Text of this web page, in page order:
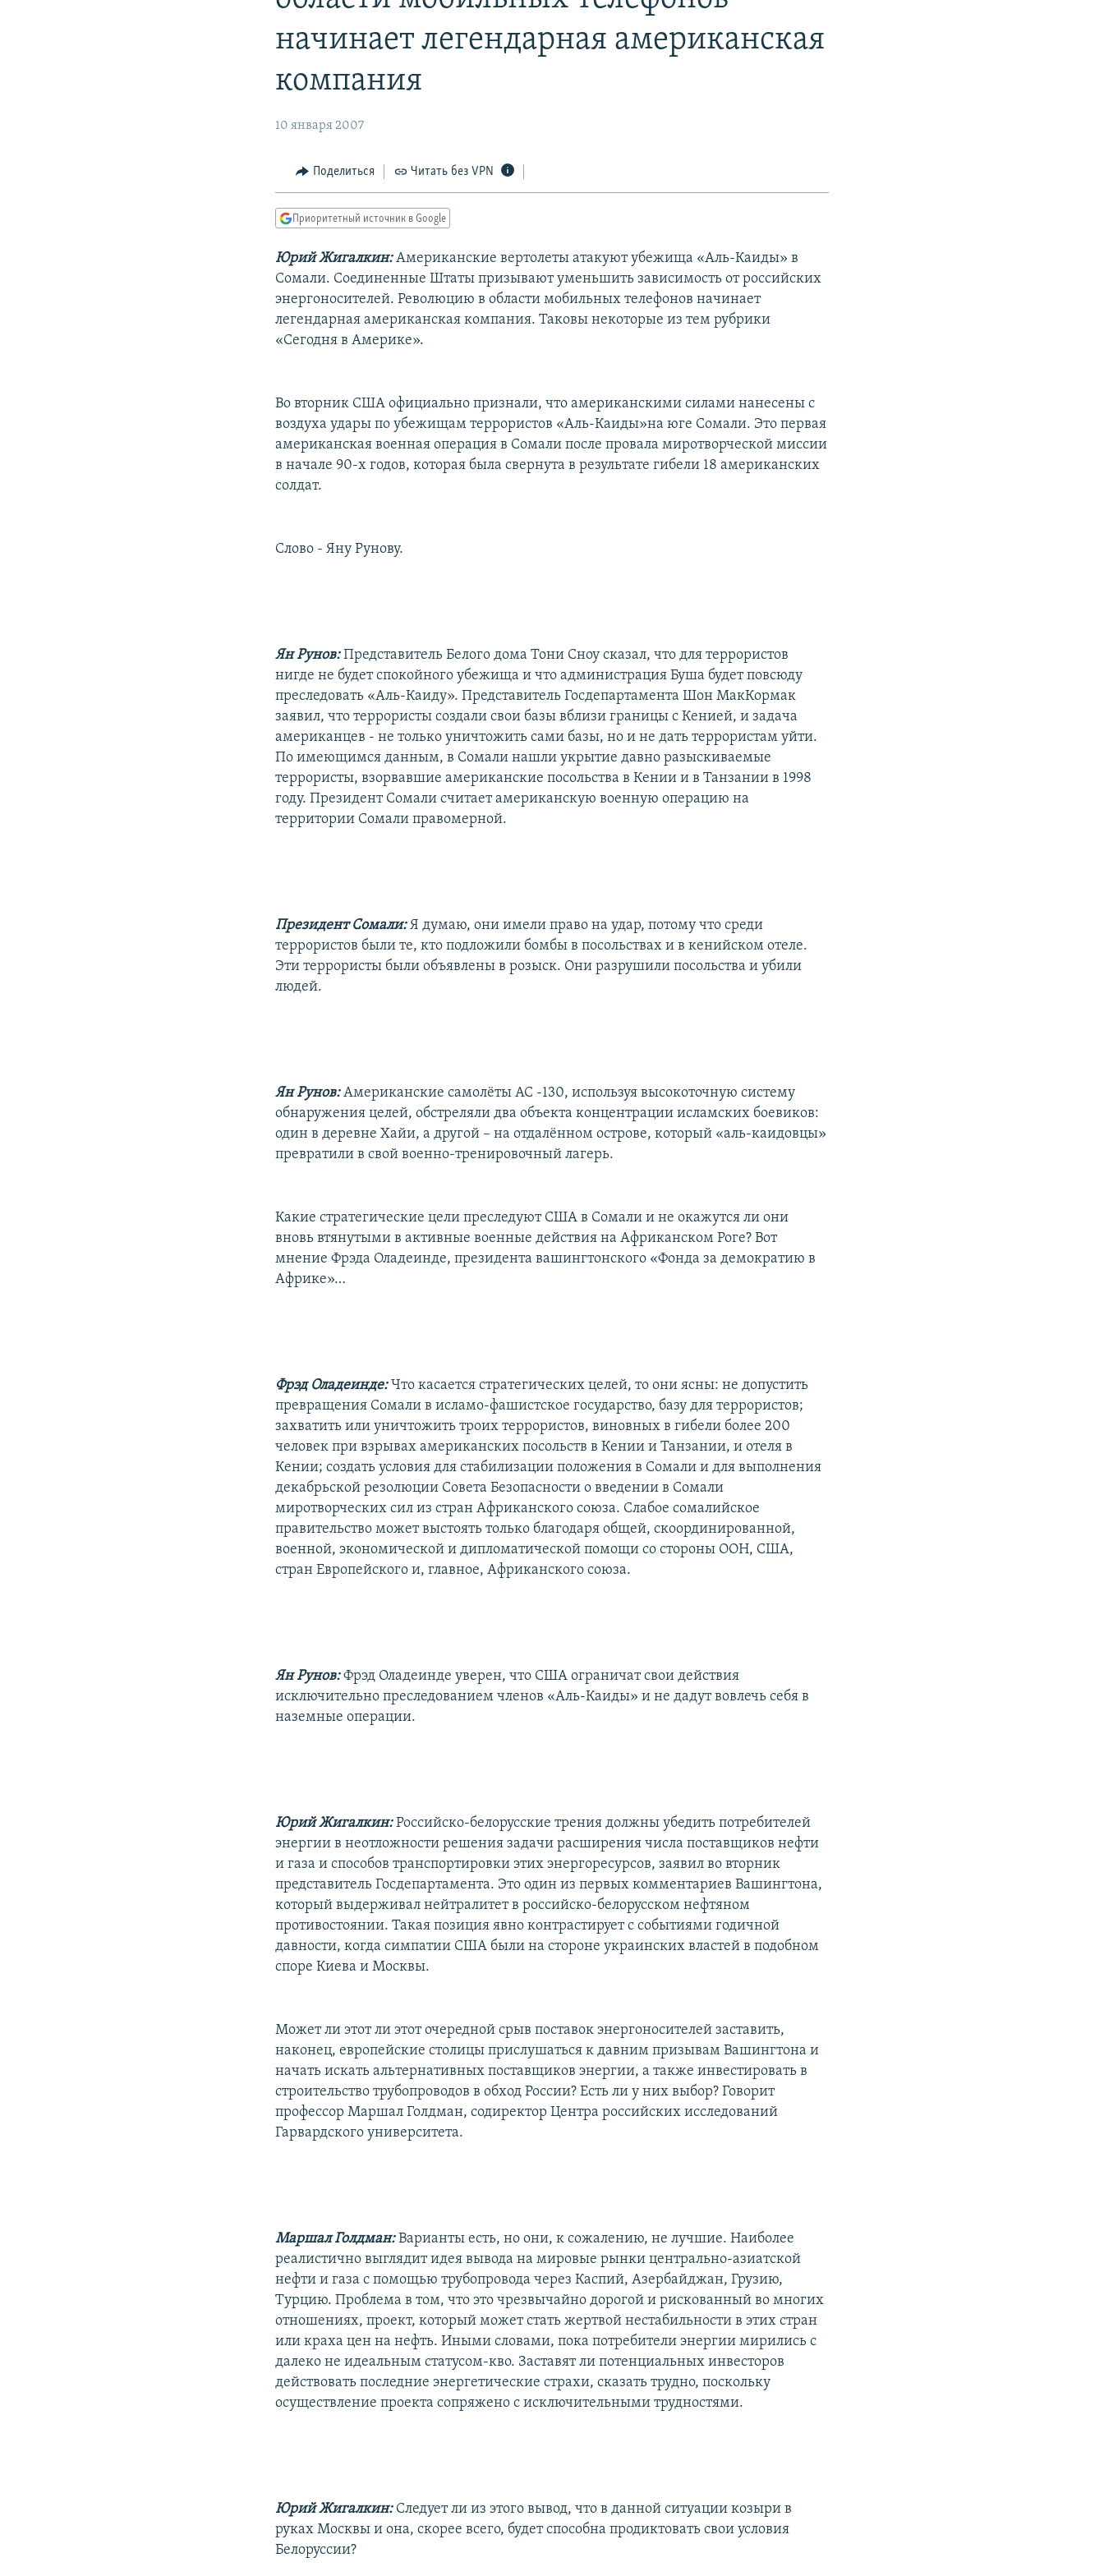
начинает легендарная американская
компания
10 января 2007
Поделиться Читать без VPN
Приоритетный источник в Google
Юрий Жигалкин:Американские вертолеты атакуют убежища «Аль-Каиды» в
Сомали. Соединенные Штаты призывают уменьшить зависимость от российских
энергоносителей. Революцию в области мобильных телефонов начинает
легендарная американская компания. Таковы некоторые из тем рубрики
«Сегодня в Америке».
Во вторник США официально признали, что американскими силами нанесены с
воздуха удары по убежищам террористов «Аль-Каиды»на юге Сомали. Это первая
американская военная операция в Сомали после провала миротворческой миссии
в начале 90-х годов, которая была свернута в результате гибели 18 американских
солдат.
Слово - Яну Рунову.
Ян Рунов:Представитель Белого дома Тони Сноу сказал, что для террористов
нигде не будет спокойного убежища и что администрация Буша будет повсюду
преследовать «Аль-Каиду». Представитель Госдепартамента Шон МакКормак
заявил, что террористы создали свои базы вблизи границы с Кенией, и задача
американцев - не только уничтожить сами базы, но и не дать террористам уйти.
По имеющимся данным, в Сомали нашли укрытие давно разыскиваемые
террористы, взорвавшие американские посольства в Кении и в Танзании в 1998
году. Президент Сомали считает американскую военную операцию на
территории Сомали правомерной.
Президент Сомали:Я думаю, они имели право на удар, потому что среди
террористов были те, кто подложили бомбы в посольствах и в кенийском отеле.
Эти террористы были объявлены в розыск. Они разрушили посольства и убили
людей.
Ян Рунов:Американские самолёты AC -130, используя высокоточную систему
обнаружения целей, обстреляли два объекта концентрации исламских боевиков:
один в деревне Хайи, а другой – на отдалённом острове, который «аль-каидовцы»
превратили в свой военно-тренировочный лагерь.
Какие стратегические цели преследуют США в Сомали и не окажутся ли они
вновь втянутыми в активные военные действия на Африканском Роге? Вот
мнение Фрэда Оладеинде, президента вашингтонского «Фонда за демократию в
Африке»…
Фрэд Оладеинде: Что касается стратегических целей, то они ясны: не допустить
превращения Сомали в исламо-фашистское государство, базу для террористов;
захватить или уничтожить троих террористов, виновных в гибели более 200
человек при взрывах американских посольств в Кении и Танзании, и отеля в
Кении; создать условия для стабилизации положения в Сомали и для выполнения
декабрьской резолюции Совета Безопасности о введении в Сомали
миротворческих сил из стран Африканского союза. Слабое сомалийское
правительство может выстоять только благодаря общей, скоординированной,
военной, экономической и дипломатической помощи со стороны ООН, США,
стран Европейского и, главное, Африканского союза.
Ян Рунов:Фрэд Оладеинде уверен, что США ограничат свои действия
исключительно преследованием членов «Аль-Каиды» и не дадут вовлечь себя в
наземные операции.
Юрий Жигалкин:Российско-белорусские трения должны убедить потребителей
энергии в неотложности решения задачи расширения числа поставщиков нефти
и газа и способов транспортировки этих энергоресурсов, заявил во вторник
представитель Госдепартамента. Это один из первых комментариев Вашингтона,
который выдерживал нейтралитет в российско-белорусском нефтяном
противостоянии. Такая позиция явно контрастирует с событиями годичной
давности, когда симпатии США были на стороне украинских властей в подобном
споре Киева и Москвы.
Может ли этот ли этот очередной срыв поставок энергоносителей заставить,
наконец, европейские столицы прислушаться к давним призывам Вашингтона и
начать искать альтернативных поставщиков энергии, а также инвестировать в
строительство трубопроводов в обход России? Есть ли у них выбор? Говорит
профессор Маршал Голдман, содиректор Центра российских исследований
Гарвардского университета.
Маршал Голдман:Варианты есть, но они, к сожалению, не лучшие. Наиболее
реалистично выглядит идея вывода на мировые рынки центрально-азиатской
нефти и газа с помощью трубопровода через Каспий, Азербайджан, Грузию,
Турцию. Проблема в том, что это чрезвычайно дорогой и рискованный во многих
отношениях, проект, который может стать жертвой нестабильности в этих стран
или краха цен на нефть. Иными словами, пока потребители энергии мирились с
далеко не идеальным статусом-кво. Заставят ли потенциальных инвесторов
действовать последние энергетические страхи, сказать трудно, поскольку
осуществление проекта сопряжено с исключительными трудностями.
Юрий Жигалкин: Следует ли из этого вывод, что в данной ситуации козыри в
руках Москвы и она, скорее всего, будет способна продиктовать свои условия
Белоруссии?